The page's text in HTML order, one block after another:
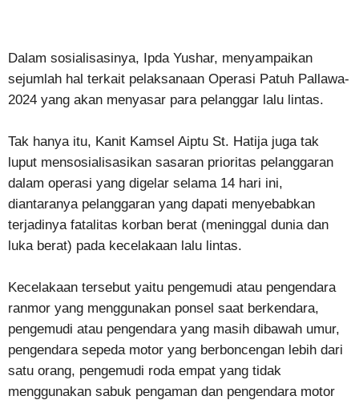
Dalam sosialisasinya, Ipda Yushar, menyampaikan
sejumlah hal terkait pelaksanaan Operasi Patuh Pallawa-
2024 yang akan menyasar para pelanggar lalu lintas.
Tak hanya itu, Kanit Kamsel Aiptu St. Hatija juga tak
luput mensosialisasikan sasaran prioritas pelanggaran
dalam operasi yang digelar selama 14 hari ini,
diantaranya pelanggaran yang dapati menyebabkan
terjadinya fatalitas korban berat (meninggal dunia dan
luka berat) pada kecelakaan lalu lintas.
Kecelakaan tersebut yaitu pengemudi atau pengendara
ranmor yang menggunakan ponsel saat berkendara,
pengemudi atau pengendara yang masih dibawah umur,
pengendara sepeda motor yang berboncengan lebih dari
satu orang, pengemudi roda empat yang tidak
menggunakan sabuk pengaman dan pengendara motor